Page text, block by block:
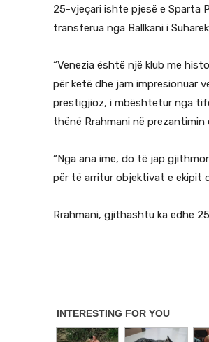
25-vjeçari ishte pjesë e Sparta
transferua nga Ballkani i
“Venezia është një klub me
për këtë dhe jam impresionuar
prestigjioz, i mbështetur nga
thënë Rrahmani në prezantimin
“Nga ana ime, do të jap
për të arritur objektivat e ekipit
Rrahmani, gjithashtu ka edhe